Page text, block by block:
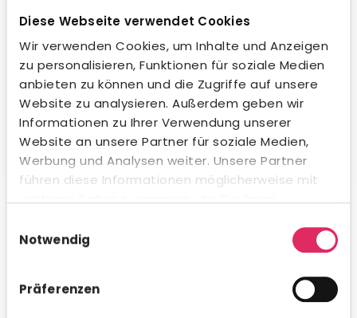
Diese Webseite verwendet Cookies
Wir verwenden Cookies, um Inhalte und Anzeigen
zu personalisieren, Funktionen für soziale Medien
anbieten zu können und die Zugriffe auf unsere
Website zu analysieren. Außerdem geben wir
Informationen zu Ihrer Verwendung unserer
Website an unsere Partner für soziale Medien,
Werbung und Analysen weiter. Unsere Partner
führen diese Informationen möglicherweise mit
weiteren Daten zusammen, die Sie ihnen
Nutzung der Dienste gesammelt haben.
Notwendig
Präferenzen
Posts und in der Kommunikation mit Bewerbern – in
jeder Sprache und jedem Ton. Natürlich
datenschutzkonform und innerhalb gesetzlicher
Vorgaben. Auch beim Kandidaten-Matching
profitierst du von intelligenter Unterstützung.
Auswertungen direkt in Concludis – oder integriere die
Daten via API in deine bestehenden BI-Tools für
genau dann verfügbar, wenn du es brauchst.